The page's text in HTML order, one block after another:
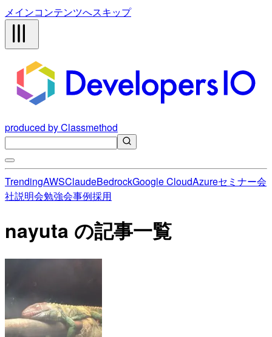
メインコンテンツへスキップ
produced by Classmethod
TrendingAWSClaudeBedrockGoogle CloudAzureセミナー会
社説明会勉強会事例採用
nayuta の記事一覧